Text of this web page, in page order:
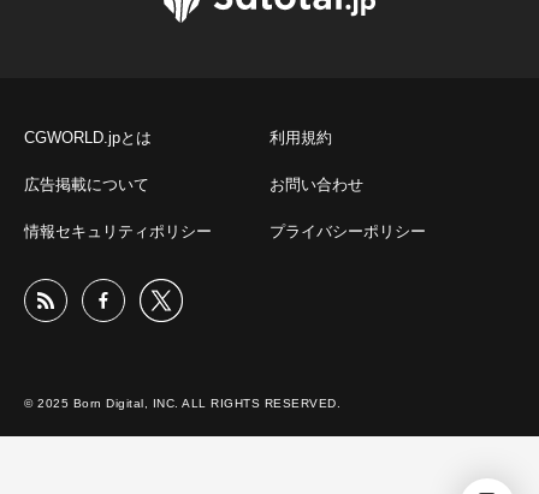
CGWORLD.jpとは 利用規約
広告掲載について お問い合わせ
情報セキュリティポリシー プライバシーポリシー
© 2025 Born Digital, INC. ALL RIGHTS RESERVED.